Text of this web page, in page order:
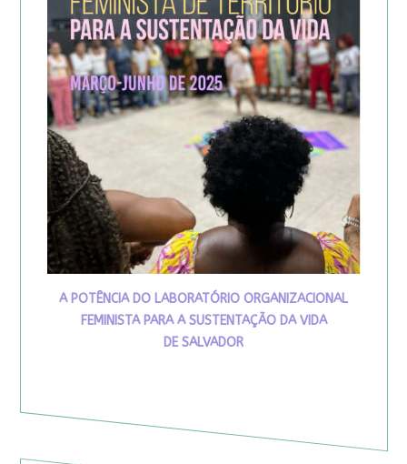
A POTÊNCIA DO LABORATÓRIO ORGANIZACIONAL
FEMINISTA PARA A SUSTENTAÇÃO DA VIDA
DE SALVADOR